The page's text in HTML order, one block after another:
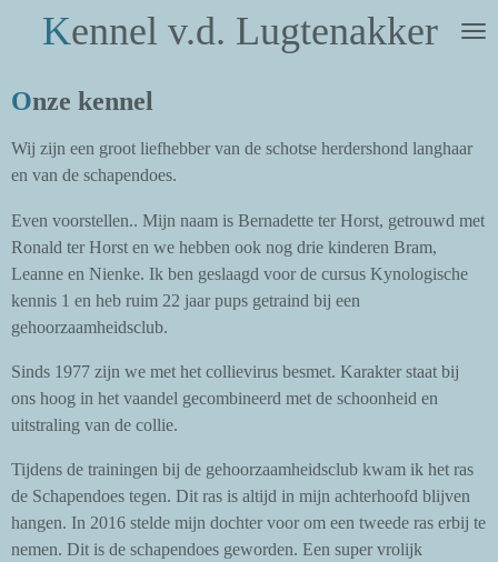
direct
de
Kennel v.d. Lugtenakker
Onze kennel
Wij zijn een groot liefhebber van de schotse herdershond langhaar
en van de schapendoes.
Even voorstellen.. Mijn naam is Bernadette ter Horst, getrouwd met
Ronald ter Horst en we hebben ook nog drie kinderen Bram,
Leanne en Nienke. Ik ben geslaagd voor de cursus Kynologische
kennis 1 en heb ruim 22 jaar pups getraind bij een
gehoorzaamheidsclub.
Sinds 1977 zijn we met het collievirus besmet. Karakter staat bij
ons hoog in het vaandel gecombineerd met de schoonheid en
uitstraling van de collie.
Tijdens de trainingen bij de gehoorzaamheidsclub kwam ik het ras
de Schapendoes tegen. Dit ras is altijd in mijn achterhoofd blijven
hangen. In 2016 stelde mijn dochter voor om een tweede ras erbij te
nemen. Dit is de schapendoes geworden. Een super vrolijk